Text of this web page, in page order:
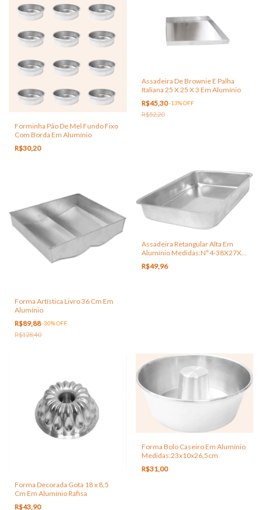
Forminha Pão De Mel Fundo Fixo
Com Borda Em Alumínio
R$30,20
Assadeira De Brownie E Palha
Italiana 25 X 25 X 3 Em Alumínio
R$45,30-13%OFF
R$52,20
Forma Artística Livro 36 Cm Em
Alumínio
R$89,88-30%OFF
R$128,40
Assadeira Retangular Alta Em
Alumínio Medidas:N°4-38X27X
5,5cm
R$49,96
Forma Decorada Gota 18 x 8,5
Cm Em Alumínio Rafisa
R$43,90
Forma Bolo Caseiro Em Alumínio
Medidas:23x10x26,5cm
R$31,00